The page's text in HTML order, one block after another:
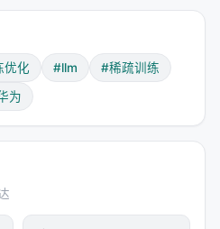
就能做的——因为正交变换
化后只需要在运行时反量
训练(QAT)流程。14.78的
优化 #llm
#稀疏训练
为